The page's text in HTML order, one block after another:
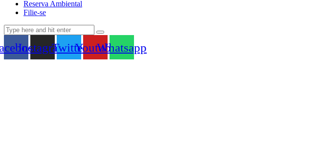
Reserva Ambiental
Filie-se
InstagramTwitterYoutubeWhatsapp